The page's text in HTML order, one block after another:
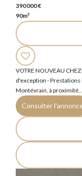
390 000 €
90m²
VOTRE NOUVEAU
d'exception -
Montévrain, à proximité...
Consulter